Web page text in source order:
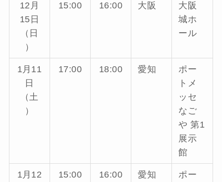
12月
15日
（日
）
15:00 16:00 大阪
大阪
城ホ
ール
1月11
日
（土
）
17:00 18:00 愛知
ポー
トメ
ッセ
なご
や 第1
展示
館
1月12
15:00 16:00 愛知
ポー